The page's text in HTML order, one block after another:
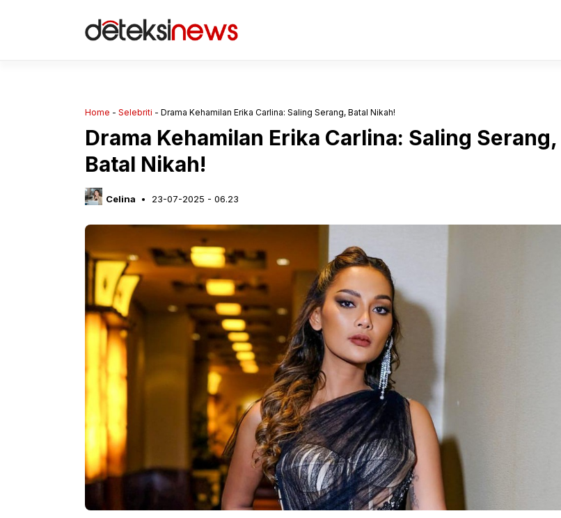
Home - Selebriti - Drama Kehamilan Erika Carlina: Saling Serang, Batal Nikah!
Drama Kehamilan Erika Carlina: Saling Serang,
Batal Nikah!
Celina 23-07-2025 - 06.23